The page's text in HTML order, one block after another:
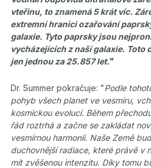
vteřinu, to znamená 5 krát víc.
extremní hranici ozařování
galaxie. Tyto paprsky jsou
vycházejících z naší galaxie. Toto
jen jednou za 25.857 let."
Dr. Summer pokračuje: "Podle
pohyb všech planet ve vesmíru,
kosmickou evolucí. Během
řád roztrhá a začne se zakládat
vesmírnou harmonii. Naše Země
duchovnější radiace, které právě v
mít zvěšenou intenzitu. Díky tomu